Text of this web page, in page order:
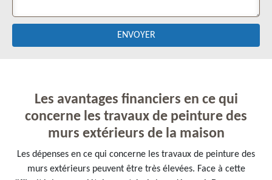
Les avantages financiers en ce qui
concerne les travaux de peinture des
murs extérieurs de la maison
Les dépenses en ce qui concerne les travaux de peinture des
murs extérieurs peuvent être très élevées. Face à cette